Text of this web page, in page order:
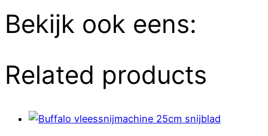
Bekijk ook eens:
Related products